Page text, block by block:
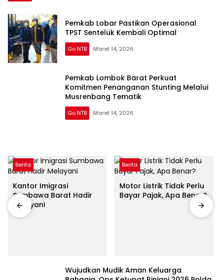
Pemkab Lobar Pastikan Operasional
TPST Senteluk Kembali Optimal
Go NTB Maret 14, 2026
Pemkab Lombok Barat Perkuat
Komitmen Penanganan Stunting Melalui
Musrenbang Tematik
Go NTB Maret 14, 2026
Berita
Kantor Imigrasi
Sumbawa Barat Hadir
Melayani
Berita
Motor Listrik Tidak Perlu
Bayar Pajak, Apa Benar?
Wujudkan Mudik Aman Keluarga